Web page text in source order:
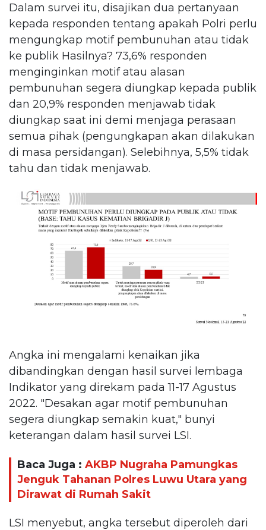
Dalam survei itu, disajikan dua pertanyaan
kepada responden tentang apakah Polri perlu
mengungkap motif pembunuhan atau tidak
ke publik Hasilnya? 73,6% responden
menginginkan motif atau alasan
pembunuhan segera diungkap kepada publik
dan 20,9% responden menjawab tidak
diungkap saat ini demi menjaga perasaan
semua pihak (pengungkapan akan dilakukan
di masa persidangan). Selebihnya, 5,5% tidak
tahu dan tidak menjawab.
Angka ini mengalami kenaikan jika
dibandingkan dengan hasil survei lembaga
Indikator yang direkam pada 11-17 Agustus
2022. "Desakan agar motif pembunuhan
segera diungkap semakin kuat," bunyi
keterangan dalam hasil survei LSI.
Baca Juga : AKBP Nugraha Pamungkas
Jenguk Tahanan Polres Luwu Utara yang
Dirawat di Rumah Sakit
LSI menyebut, angka tersebut diperoleh dari